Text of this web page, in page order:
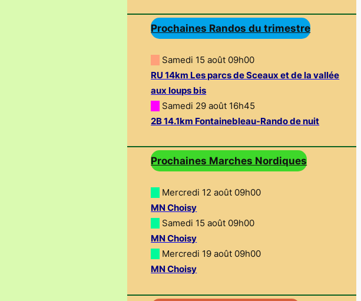
Prochaines Randos du trimestre
Samedi 15 août 09h00
RU 14km Les parcs de Sceaux et de la vallée
aux loups bis
Samedi 29 août 16h45
2B 14.1km Fontainebleau-Rando de nuit
Prochaines Marches Nordiques
Mercredi 12 août 09h00
MN Choisy
Samedi 15 août 09h00
MN Choisy
Mercredi 19 août 09h00
MN Choisy